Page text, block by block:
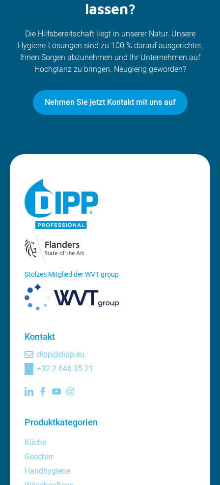
lassen?
Die Hilfsbereitschaft liegt in unserer Natur. Unsere
Hygiene-Lösungen sind zu 100 % darauf ausgerichtet,
Ihnen Sorgen abzunehmen und Ihr Unternehmen auf
Hochglanz zu bringen. Neugierig geworden?
Nehmen Sie jetzt Kontakt mit uns auf
Stolzes Mitglied der WVT group
Kontakt
dipp@dipp.eu
+32 2 646 35 21
Produktkategorien
Küche
Geschirr
Handhygiene